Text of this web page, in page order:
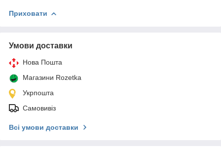
Приховати
Умови доставки
Нова Пошта
Магазини Rozetka
Укрпошта
Самовивіз
Всі умови доставки